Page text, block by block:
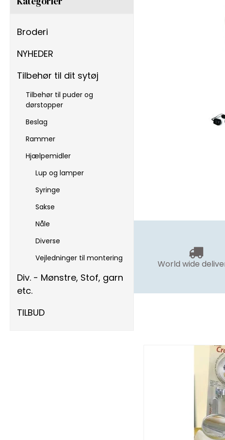
Broderi
NYHEDER
Tilbehør til dit sytøj
Tilbehør til puder og
dørstopper
Beslag
Rammer
Hjælpemidler
Lup og lamper
Syringe
Sakse
Nåle
Diverse
Vejledninger til montering
Div. - Mønstre, Stof, garn
etc.
TILBUD
World wide